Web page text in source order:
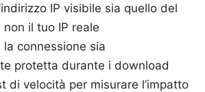
IP visibile sia quello del
non il tuo IP reale
la connessione sia
protetta durante i download
di velocità per misurare l’impatto